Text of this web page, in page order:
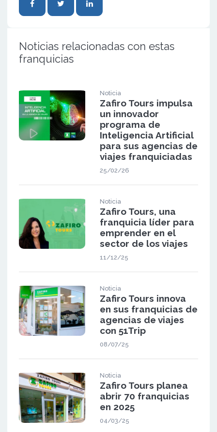
Noticias relacionadas con estas
franquicias
Noticia
Zafiro Tours impulsa
un innovador
programa de
Inteligencia Artificial
para sus agencias de
viajes franquiciadas
25/02/26
Noticia
Zafiro Tours, una
franquicia líder para
emprender en el
sector de los viajes
11/12/25
Noticia
Zafiro Tours innova
en sus franquicias de
agencias de viajes
con 51Trip
08/07/25
Noticia
Zafiro Tours planea
abrir 70 franquicias
en 2025
04/03/25